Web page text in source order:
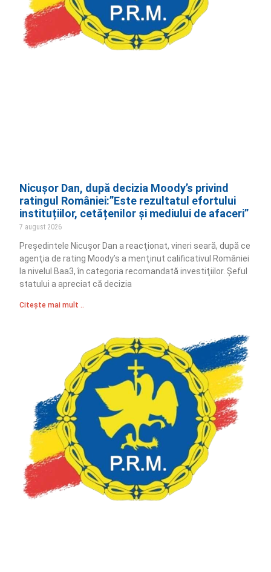
Nicușor Dan, după decizia Moody’s privind
ratingul României:”Este rezultatul efortului
instituțiilor, cetățenilor și mediului de afaceri”
7 august 2026
Preşedintele Nicuşor Dan a reacţionat, vineri seară, după ce
agenţia de rating Moody’s a menţinut calificativul României
la nivelul Baa3, în categoria recomandată investiţiilor. Şeful
statului a apreciat că decizia
Citește mai mult ..